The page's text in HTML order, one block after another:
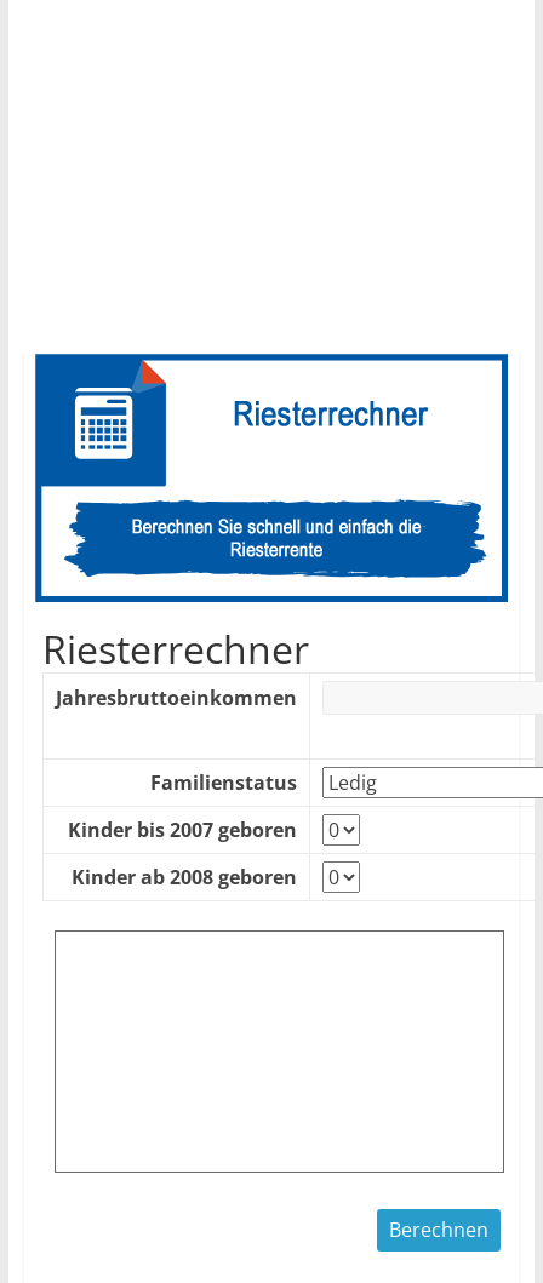
Riesterrechner
Jahresbruttoeinkommen
Familienstatus
Kinder bis 2007 geboren
Kinder ab 2008 geboren